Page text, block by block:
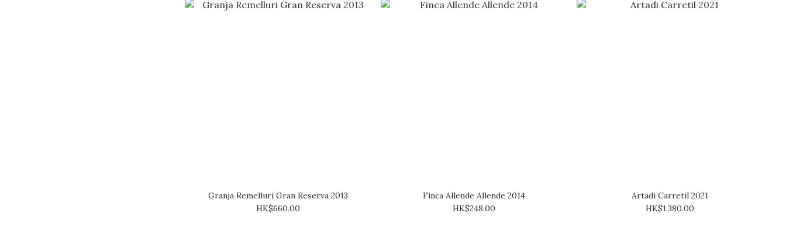
Granja Remelluri Gran Reserva 2013
HK$660.00
Finca Allende Allende 2014
HK$248.00
Artadi Carretil 2021
HK$1,380.00